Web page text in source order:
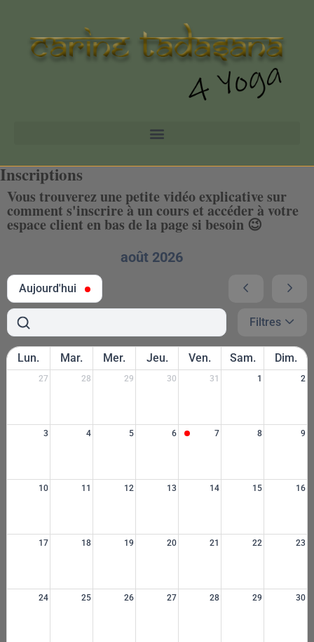
Inscriptions
Vous trouverez une petite vidéo explicative sur
comment s'inscrire à un cours et accéder à votre
espace client en bas de la page si besoin 😉
Aujourd'hui
août 2026
Filtres
Lun. Mar. Mer. Jeu. Ven. Sam. Dim.
27 28 29 30 31 1 2
3 4 5 6 7 8 9
10 11 12 13 14 15 16
17 18 19 20 21 22 23
24 25 26 27 28 29 30